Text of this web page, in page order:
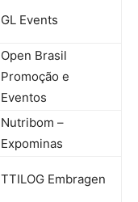
GL Events
Open Brasil
Promoção e
Eventos
Nutribom –
Expominas
TTILOG Embragen